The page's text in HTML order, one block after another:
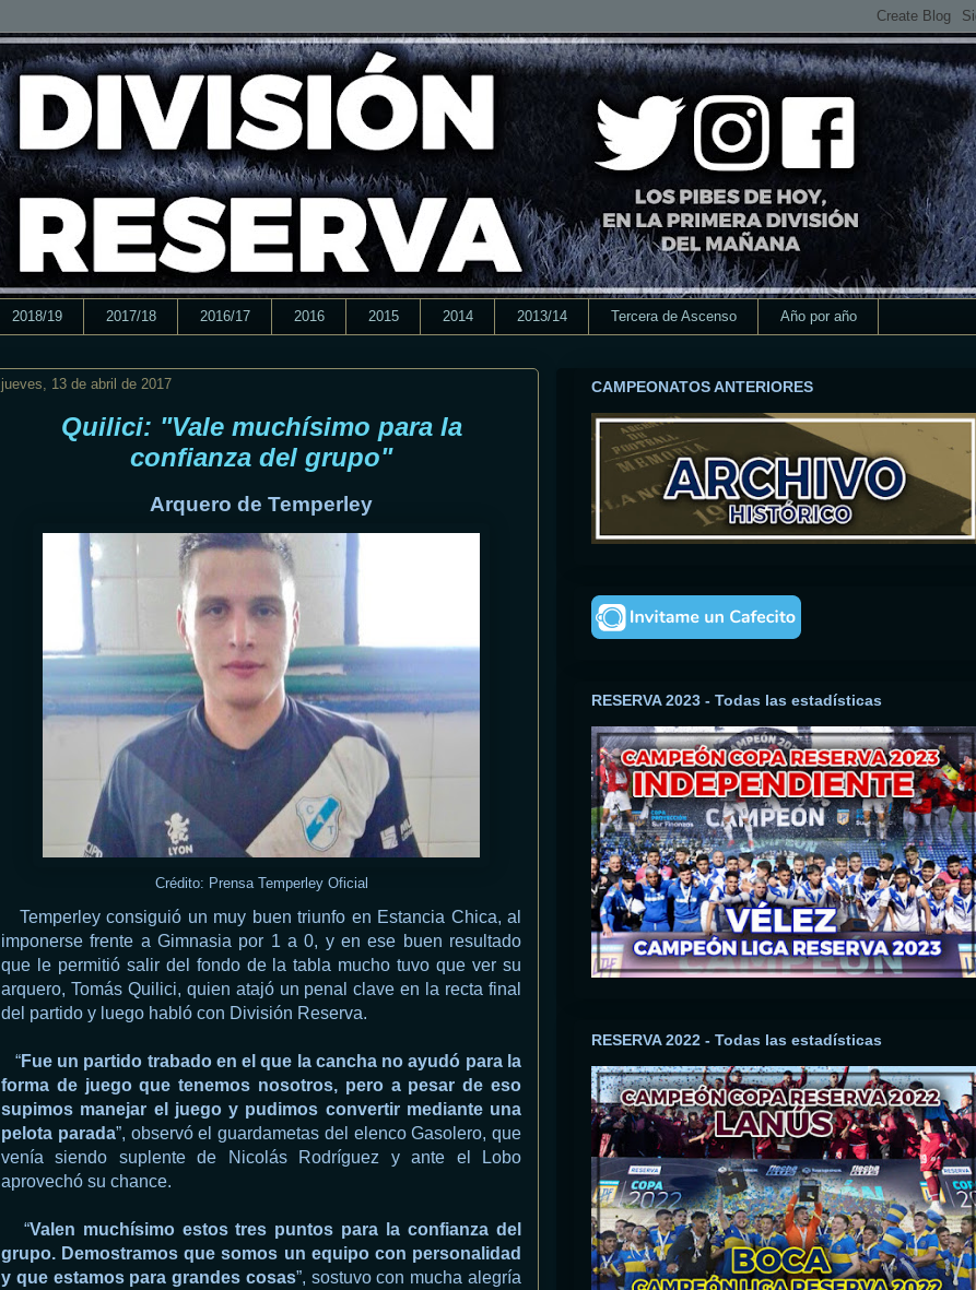
2018/19 2017/18 2016/17 2016 2015 2014 2013/14 Tercera de Ascenso Año por año
jueves, 13 de abril de 2017
Quilici: "Vale muchísimo para la
confianza del grupo"
Arquero de Temperley
Crédito: Prensa Temperley Oficial
Temperley consiguió un muy buen triunfo en Estancia Chica, al
imponerse frente a Gimnasia por 1 a 0, y en ese buen resultado
que le permitió salir del fondo de la tabla mucho tuvo que ver su
arquero, Tomás Quilici, quien atajó un penal clave en la recta final
del partido y luego habló con División Reserva.
“Fue un partido trabado en el que la cancha no ayudó para la
forma de juego que tenemos nosotros, pero a pesar de eso
supimos manejar el juego y pudimos convertir mediante una
pelota parada”, observó el guardametas del elenco Gasolero, que
venía siendo suplente de Nicolás Rodríguez y ante el Lobo
aprovechó su chance.
“Valen muchísimo estos tres puntos para la confianza del
grupo. Demostramos que somos un equipo con personalidad
y que estamos para grandes cosas”, sostuvo con mucha alegría
CAMPEONATOS ANTERIORES
RESERVA 2023 - Todas las estadísticas
RESERVA 2022 - Todas las estadísticas